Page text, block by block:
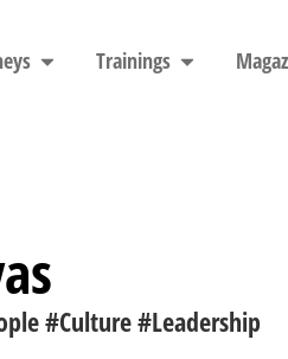
Trainings
#Culture #Leadership